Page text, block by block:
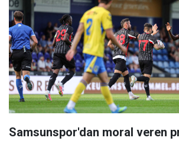
Samsunspor'dan moral veren